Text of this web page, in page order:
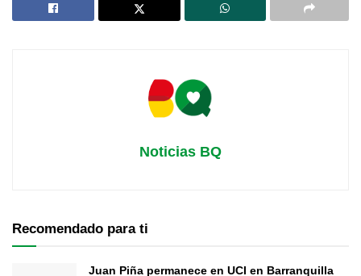
Noticias BQ
Recomendado para ti
Juan Piña permanece en UCI en Barranquilla